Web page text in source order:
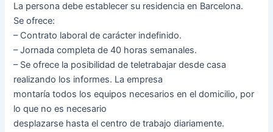
La persona debe establecer su residencia en Barcelona.
Se ofrece:
– Contrato laboral de carácter indefinido.
– Jornada completa de 40 horas semanales.
– Se ofrece la posibilidad de teletrabajar desde casa
realizando los informes. La empresa
montaría todos los equipos necesarios en el domicilio, por
lo que no es necesario
desplazarse hasta el centro de trabajo diariamente.